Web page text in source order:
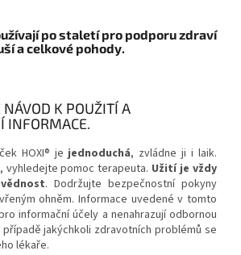
po staletí pro podporu zdraví
a celkové pohody.
NÁVOD K POUŽITÍ A
INFORMACE.
HOXI® jejednoduchá, zvládne ji i laik.
vyhledejte pomoc terapeuta. Užití je vždy
. Dodržujte bezpečnostní pokyny
ohněm. Informace uvedené v tomto
informační účely a nenahrazují odbornou
jakýchkoli zdravotních problémů se
lékaře.